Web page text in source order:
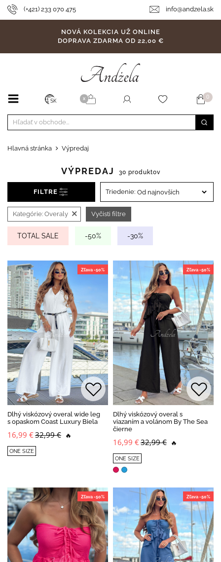
(+421) 233 070 475 info@andzela.sk
NOVÁ KOLEKCIA UŽ ONLINE
DOPRAVA ZDARMA OD 22,00 €
SK X 0
Hlavná stránka Výpredaj
VÝPREDAJ 30 produktov
FILTRE Triedenie:
Kategórie: Overaly × Vyčisti filtre
TOTAL SALE -50% -30%
Zľava -50%
Dlhý viskózový overal wide leg
s opaskom Coast Luxury Biela
16,99 €32,99 € 🔥
ONE SIZE
Zľava -50%
Dlhý viskózový overal s
viazaním a volánom By The Sea
čierne
16,99 €32,99 € 🔥
ONE SIZE
Zľava -50% Zľava -50%